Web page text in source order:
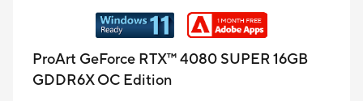
ProArt GeForce RTX™ 4080 SUPER 16GB
GDDR6X OC Edition